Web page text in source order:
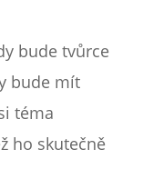
bude tvůrce
bude mít
téma
ho skutečně